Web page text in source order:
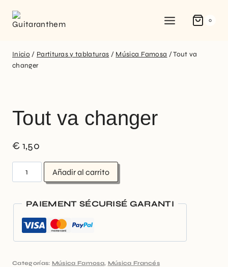
0
Inicio / Partituras y tablaturas / Música Famosa / Tout va
changer
Tout va changer
€ 1,50
Añadir al carrito
PAIEMENT SÉCURISÉ GARANTI
Categorías: Música Famosa, Música Francés